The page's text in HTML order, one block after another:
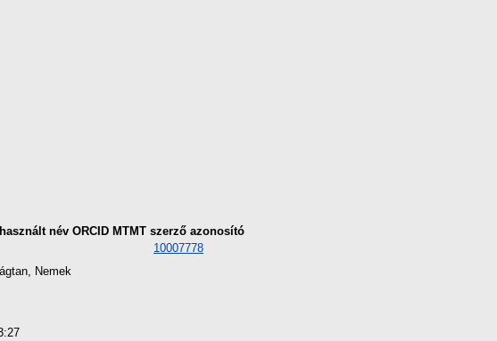
név ORCID MTMT szerző azonosító
10007778
Nemek